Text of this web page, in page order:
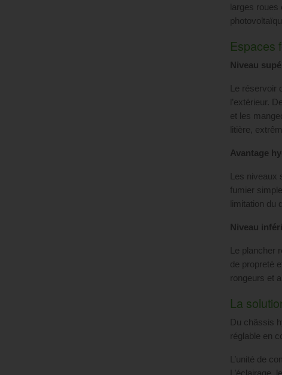
larges
Espaces
Niveau
Le réservoir
l’extérieur.
et les
litière,
Avantage
Les
fumier
limitation du
Niveau
Le
de propreté
rongeurs et
La
Du châssis
réglable en
L’unité de